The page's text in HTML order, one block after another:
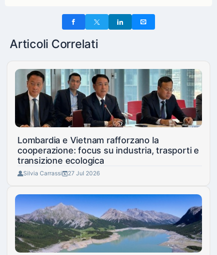
Articoli Correlati
Lombardia e Vietnam rafforzano la
cooperazione: focus su industria, trasporti e
transizione ecologica
Silvia Carrassi 27 Jul 2026